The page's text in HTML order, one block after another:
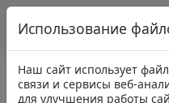
Использование
Наш сайт использует
связи и сервисы веб-
для улучшения работы